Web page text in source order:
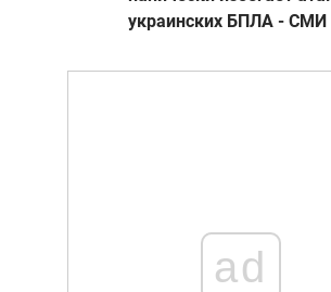
украинских БПЛА - СМИ
ad